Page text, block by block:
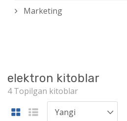
Marketing
elektron kitoblar
4 Topilgan kitoblar